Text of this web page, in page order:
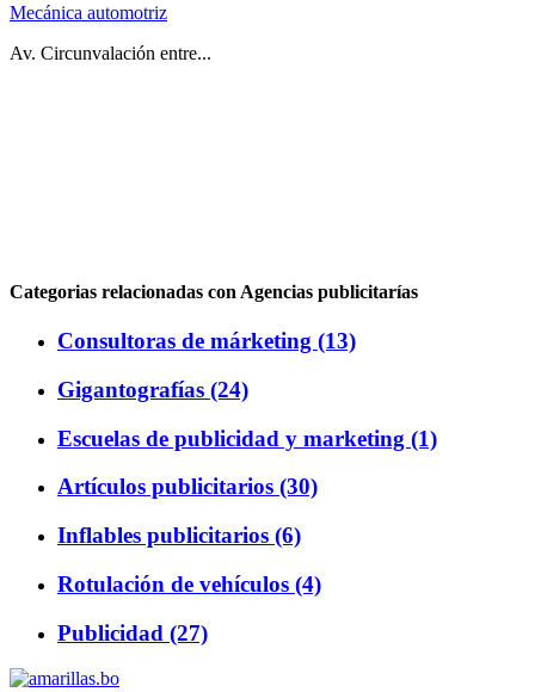
Mecánica automotriz
Av. Circunvalación entre...
Categorias relacionadas con Agencias publicitarías
Consultoras de márketing (13)
Gigantografías (24)
Escuelas de publicidad y marketing (1)
Artículos publicitarios (30)
Inflables publicitarios (6)
Rotulación de vehículos (4)
Publicidad (27)